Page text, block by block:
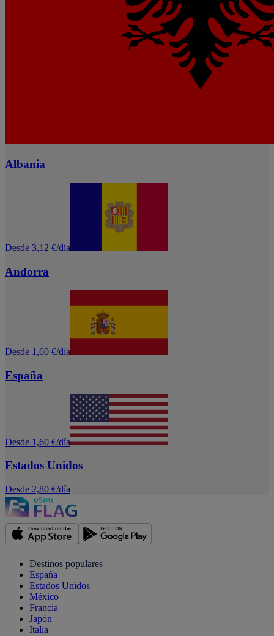
Albania
Desde 3,12 €/día
Andorra
Desde 1,60 €/día
España
Desde 1,60 €/día
Estados Unidos
Desde 2,80 €/día
Destinos populares
España
Estados Unidos
México
Francia
Japón
Italia